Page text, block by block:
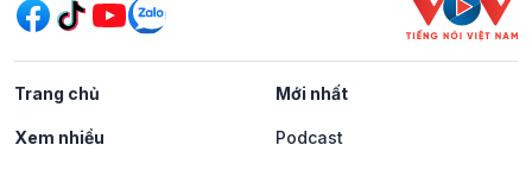
Trang chủ Mới nhất
Xem nhiều Podcast